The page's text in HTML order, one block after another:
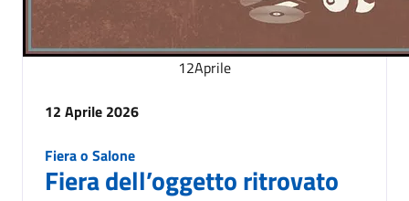
12Aprile
12 Aprile 2026
Fiera o Salone
Fiera dell’oggetto ritrovato